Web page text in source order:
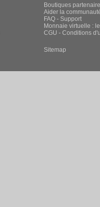
Boutiques
Aider la
FAQ - Support
Monnaie virtuelle :
CGU - Conditions
Sitemap